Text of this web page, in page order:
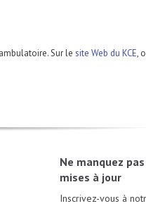
Sur le site Web du KCE,
Ne manquez
mises à jour
Inscrivez-vous à